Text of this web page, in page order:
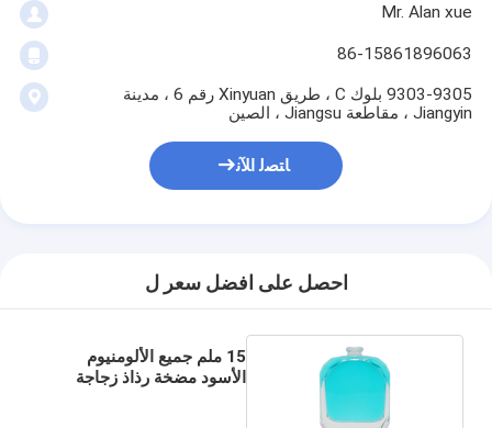
Mr. Alan xue
86-15861896063
9303-9305 بلوك C ، طريق Xinyuan رقم 6 ، مدينة
Jiangyin ، مقاطعة Jiangsu ، الصين
ﺎﺘﺼﻟ ﺍﻶﻧ
احصل على افضل سعر ل
15 ملم جميع الألومنيوم
الأسود مضخة رذاذ زجاجة